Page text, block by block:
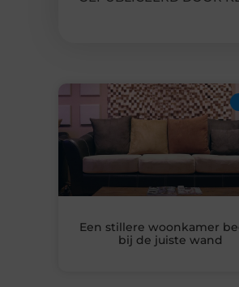
Een stillere woonkamer
bij de juiste wand